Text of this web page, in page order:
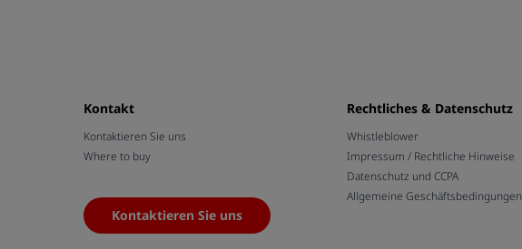
Kontakt
Kontaktieren Sie uns
Where to buy
Kontaktieren Sie uns
Rechtliches & Datenschutz
Whistleblower
Impressum / Rechtliche Hinweise
Datenschutz und CCPA
Allgemeine Geschäftsbedingungen